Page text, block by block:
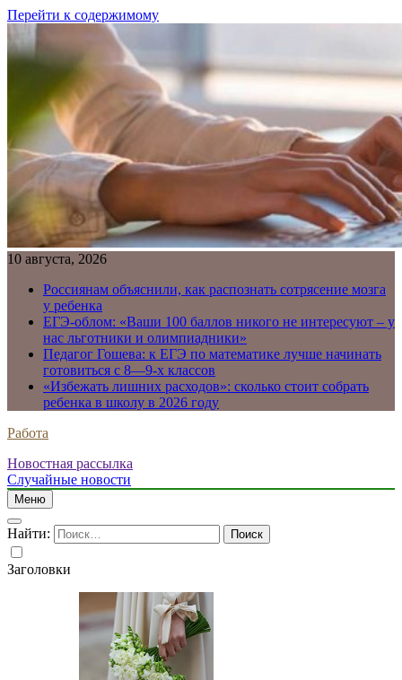
Перейти к содержимому
10 августа, 2026
Россиянам объяснили, как распознать сотрясение мозга
у ребенка
ЕГЭ-облом: «Ваши 100 баллов никого не интересуют – у
нас льготники и олимпиадники»
Педагог Гошева: к ЕГЭ по математике лучше начинать
готовиться с 8—9-х классов
«Избежать лишних расходов»: сколько стоит собрать
ребенка в школу в 2026 году
Работа
Новостная рассылка
Случайные новости
Меню
Найти:
Заголовки